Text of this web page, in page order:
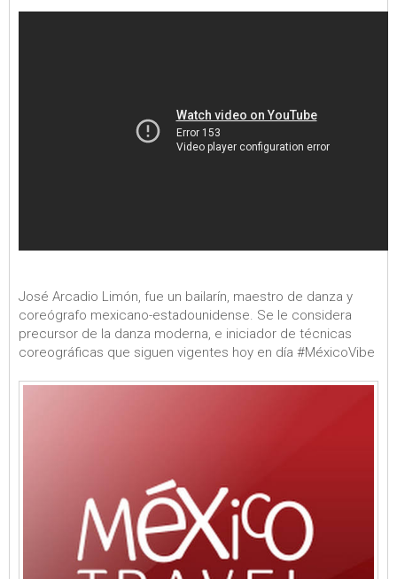
José Arcadio Limón, fue un bailarín, maestro de danza y
coreógrafo mexicano-estadounidense. Se le considera
precursor de la danza moderna, e iniciador de técnicas
coreográficas que siguen vigentes hoy en día #MéxicoVibe